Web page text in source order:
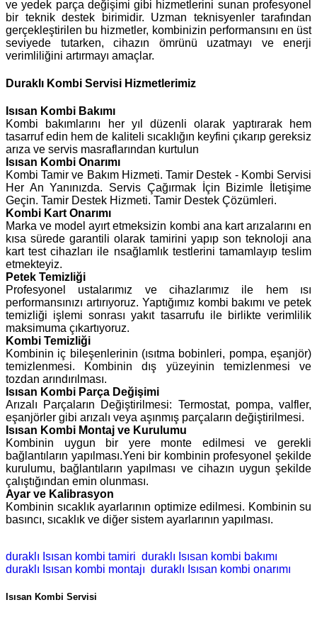
ve yedek parça değişimi gibi hizmetlerini sunan profesyonel
bir teknik destek birimidir. Uzman teknisyenler tarafından
gerçekleştirilen bu hizmetler, kombinizin performansını en üst
seviyede tutarken, cihazın ömrünü uzatmayı ve enerji
verimliliğini artırmayı amaçlar.
Duraklı Kombi Servisi Hizmetlerimiz
Isısan Kombi Bakımı
Kombi bakımlarını her yıl düzenli olarak yaptırarak hem
tasarruf edin hem de kaliteli sıcaklığın keyfini çıkarıp gereksiz
arıza ve servis masraflarından kurtulun
Isısan Kombi Onarımı
Kombi Tamir ve Bakım Hizmeti. Tamir Destek - Kombi Servisi
Her An Yanınızda. Servis Çağırmak İçin Bizimle İletişime
Geçin. Tamir Destek Hizmeti. Tamir Destek Çözümleri.
Kombi Kart Onarımı
Marka ve model ayırt etmeksizin kombi ana kart arızalarını en
kısa sürede garantili olarak tamirini yapıp son teknoloji ana
kart test cihazları ile nsağlamlık testlerini tamamlayıp teslim
etmekteyiz.
Petek Temizliği
Profesyonel ustalarımız ve cihazlarımız ile hem ısı
performansınızı artırıyoruz. Yaptığımız kombi bakımı ve petek
temizliği işlemi sonrası yakıt tasarrufu ile birlikte verimlilik
maksimuma çıkartıyoruz.
Kombi Temizliği
Kombinin iç bileşenlerinin (ısıtma bobinleri, pompa, eşanjör)
temizlenmesi. Kombinin dış yüzeyinin temizlenmesi ve
tozdan arındırılması.
Isısan Kombi Parça Değişimi
Arızalı Parçaların Değiştirilmesi: Termostat, pompa, valfler,
eşanjörler gibi arızalı veya aşınmış parçaların değiştirilmesi.
Isısan Kombi Montaj ve Kurulumu
Kombinin uygun bir yere monte edilmesi ve gerekli
bağlantıların yapılması.Yeni bir kombinin profesyonel şekilde
kurulumu, bağlantıların yapılması ve cihazın uygun şekilde
çalıştığından emin olunması.
Ayar ve Kalibrasyon
Kombinin sıcaklık ayarlarının optimize edilmesi. Kombinin su
basıncı, sıcaklık ve diğer sistem ayarlarının yapılması.
duraklı Isısan kombi tamiri duraklı Isısan kombi bakımı
duraklı Isısan kombi montajı duraklı Isısan kombi onarımı
Isısan Kombi Servisi